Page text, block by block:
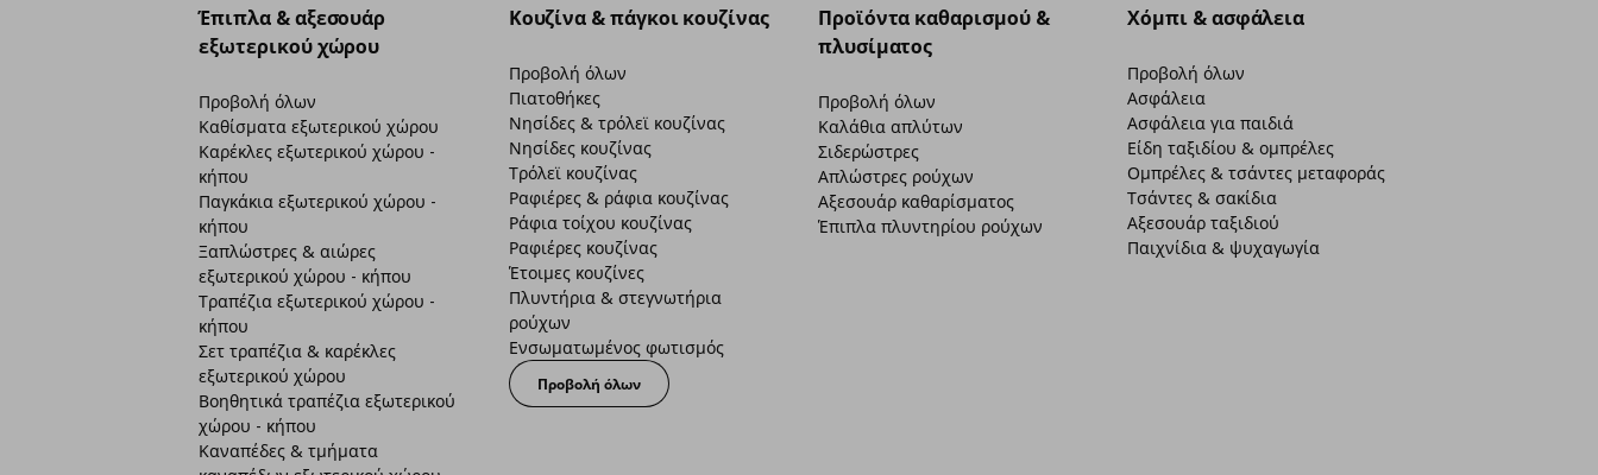
Έπιπλα & αξεσουάρ
εξωτερικού χώρου
Προβολή όλων
Καθίσματα εξωτερικού χώρου
Καρέκλες εξωτερικού χώρου -
κήπου
Παγκάκια εξωτερικού χώρου -
κήπου
Ξαπλώστρες & αιώρες
εξωτερικού χώρου - κήπου
Τραπέζια εξωτερικού χώρου -
κήπου
Σετ τραπέζια & καρέκλες
εξωτερικού χώρου
Βοηθητικά τραπέζια εξωτερικού
χώρου - κήπου
Καναπέδες & τμήματα
Κουζίνα & πάγκοι κουζίνας
Προβολή όλων
Πιατοθήκες
Νησίδες & τρόλεϊ κουζίνας
Νησίδες κουζίνας
Τρόλεϊ κουζίνας
Ραφιέρες & ράφια κουζίνας
Ράφια τοίχου κουζίνας
Ραφιέρες κουζίνας
Έτοιμες κουζίνες
Πλυντήρια & στεγνωτήρια
ρούχων
Ενσωματωμένος φωτισμός
Προβολή όλων
Προϊόντα καθαρισμού &
πλυσίματος
Προβολή όλων
Καλάθια απλύτων
Σιδερώστρες
Απλώστρες ρούχων
Αξεσουάρ καθαρίσματος
Έπιπλα πλυντηρίου ρούχων
Χόμπι & ασφάλεια
Προβολή όλων
Ασφάλεια
Ασφάλεια για παιδιά
Είδη ταξιδίου & ομπρέλες
Ομπρέλες & τσάντες μεταφοράς
Τσάντες & σακίδια
Αξεσουάρ ταξιδιού
Παιχνίδια & ψυχαγωγία